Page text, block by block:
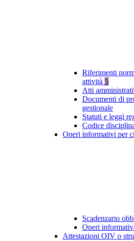
Riferimenti
attività 5
Atti
Documenti di
gestionale
Statuti e leggi
Codice
Oneri informativi per
Scadenzario
Oneri
Attestazioni OIV o